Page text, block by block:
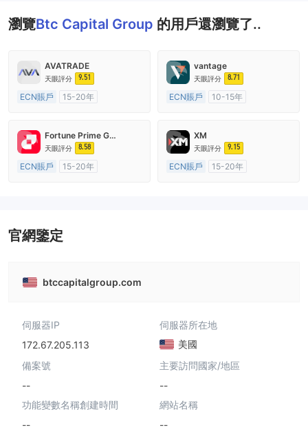
瀏覽Btc Capital Group 的用戶還瀏覽了..
AVATRADE
天眼評分 9.51
ECN賬戶
15-20年
主標MT4
vantage
天眼評分 8.71
ECN賬戶
10-15年
主標MT4
Fortune Prime Global
天眼評分 8.58
ECN賬戶
15-20年
XM
天眼評分 9.15
ECN賬戶
15-20年
官網鑒定
btccapitalgroup.com
伺服器IP
172.67.205.113
伺服器所在地
美國
備案號
--
主要訪問國家/地區
--
功能變數名稱創建時間
--
網站名稱
--